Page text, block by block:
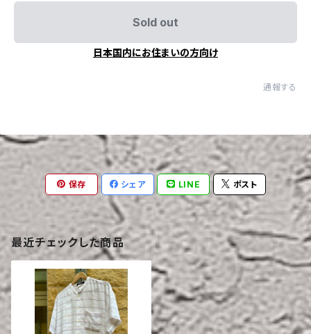
Sold out
日本国内にお住まいの方向け
通報する
保存 シェア LINE ポスト
最近チェックした商品